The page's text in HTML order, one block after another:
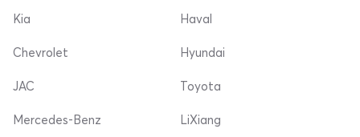
Kia
Chevrolet
Haval
Hyundai
JAC
Mercedes-Benz
Toyota
LiXiang